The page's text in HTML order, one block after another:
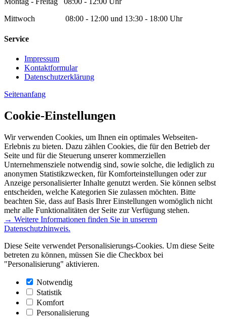
Mittwoch 08:00 - 12:00 und 13:30 - 18:00 Uhr
Service
Impressum
Kontaktformular
Datenschutzerklärung
Seitenanfang
Cookie-Einstellungen
Wir verwenden Cookies, um Ihnen ein optimales Webseiten-
Erlebnis zu bieten. Dazu zählen Cookies, die für den Betrieb der
Seite und für die Steuerung unserer kommerziellen
Unternehmensziele notwendig sind, sowie solche, die lediglich zu
anonymen Statistikzwecken, für Komforteinstellungen oder zur
Anzeige personalisierter Inhalte genutzt werden. Sie können selbst
entscheiden, welche Kategorien Sie zulassen möchten. Bitte
beachten Sie, dass auf Basis Ihrer Einstellungen womöglich nicht
mehr alle Funktionalitäten der Seite zur Verfügung stehen.
→ Weitere Informationen finden Sie in unserem
Datenschutzhinweis.
Diese Seite verwendet Personalisierungs-Cookies. Um diese Seite
betreten zu können, müssen Sie die Checkbox bei
"Personalisierung" aktivieren.
Notwendig
Statistik
Komfort
Personalisierung